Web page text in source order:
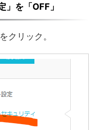
」を「OFF」
クリック。